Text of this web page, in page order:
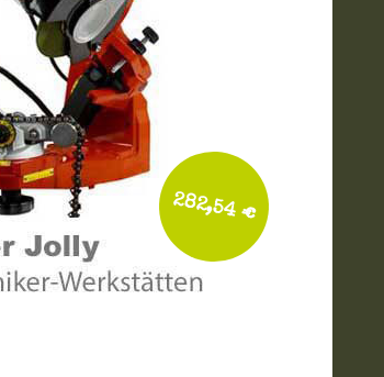
282,54 €